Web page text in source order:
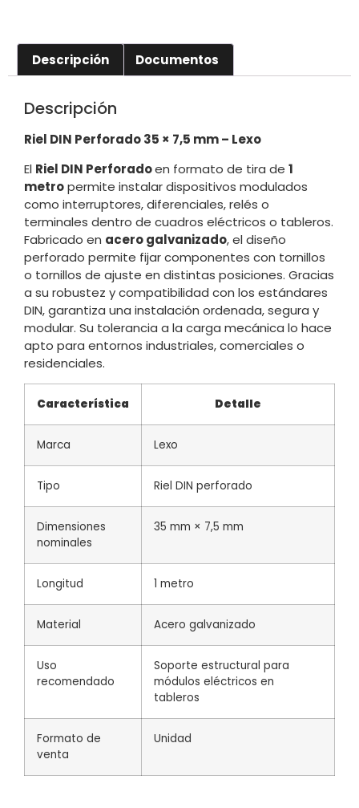
Descripción Documentos
Descripción
Riel DIN Perforado 35 × 7,5 mm – Lexo
El Riel DIN Perforadoen formato de tira de 1
metropermite instalar dispositivos modulados
como interruptores, diferenciales, relés o
terminales dentro de cuadros eléctricos o tableros.
Fabricado en acero galvanizado, el diseño
perforado permite fijar componentes con tornillos
o tornillos de ajuste en distintas posiciones. Gracias
a su robustez y compatibilidad con los estándares
DIN, garantiza una instalación ordenada, segura y
modular. Su tolerancia a la carga mecánica lo hace
apto para entornos industriales, comerciales o
residenciales.
Característica Detalle
Marca Lexo
Tipo Riel DIN perforado
Dimensiones
nominales
35 mm × 7,5 mm
Longitud 1 metro
Material Acero galvanizado
Uso
recomendado
Soporte estructural para
módulos eléctricos en
tableros
Formato de
venta
Unidad